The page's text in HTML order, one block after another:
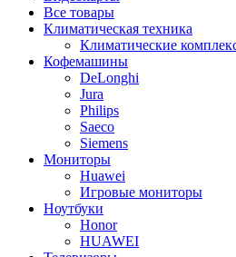
Все товары
Климатическая техника
Климатические
Кофемашины
DeLonghi
Jura
Philips
Saeco
Siemens
Мониторы
Huawei
Игровые мониторы
Ноутбуки
Honor
HUAWEI